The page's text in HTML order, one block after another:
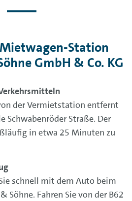
Station
GmbH & Co. KG
der Vermietstation entfernt
Schwabenröder Straße. Der
in etwa 25 Minuten zu
schnell mit dem Auto beim
Söhne. Fahren Sie von der B62